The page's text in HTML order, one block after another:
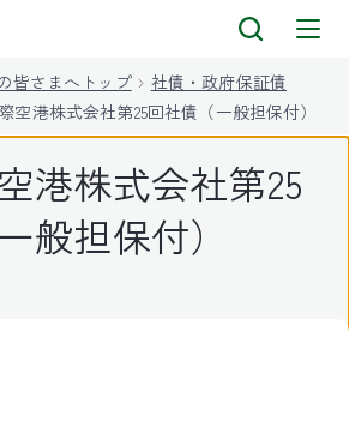
皆さまへトップ
社債・政府保証債
空港株式会社第25回社債（一般担保付）
港株式会社第25
般担保付）